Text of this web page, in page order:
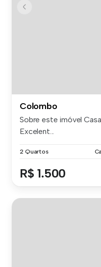
Colombo
Sobre este imóvel
Excelent...
2 Quartos
R$ 1.500